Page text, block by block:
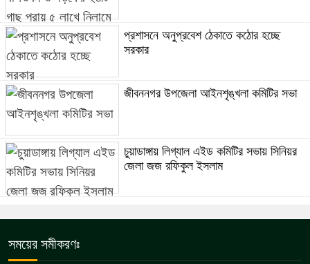
প্রশাসনে অনুপ্রবেশ ঠেকাতে কঠোর হচ্ছে
সরকার
জীবননগর উপজেলা আইনশৃঙ্খলা কমিটির সভা
চুয়াডাঙ্গায় লিগ্যাল এইড কমিটির সভায় সিনিয়র
জেলা জজ রফিকুল ইসলাম
সময়ের সমীকরণঃ